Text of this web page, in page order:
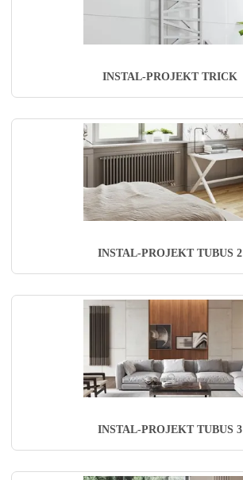
INSTAL-PROJEKT TRICK
INSTAL-PROJEKT TUBUS 2
INSTAL-PROJEKT TUBUS 3